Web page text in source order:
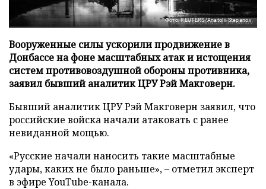
Фото: REUTERS/Anatolii Stepanov
Вооруженные силы ускорили продвижение в
Донбассе на фоне масштабных атак и истощения
систем противовоздушной обороны противника,
заявил бывший аналитик ЦРУ Рэй Макговерн.
Бывший аналитик ЦРУ Рэй Макговерн заявил, что
российские войска начали атаковать с ранее
невиданной мощью.
«Русские начали наносить такие масштабные
удары, каких не было раньше», – отметил эксперт
в эфире YouTube-канала.